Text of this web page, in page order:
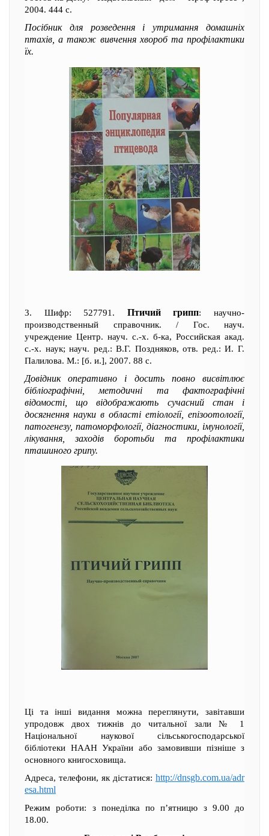
2004. 444 с.
Посібник для розведення і утримання домашніх
птахів, а також вивчення хвороб та профілактики
їх.
3. Шифр: 527791. Птичий грипп: научно-
производственный справочник. / Гос. науч.
учреждение Центр. науч. с.-х. б-ка, Российская акад.
с.-х. наук; науч. ред.: В.Г. Поздняков, отв. ред.: И. Г.
Палилова. М.: [б. и.], 2007. 88 с.
Довідник оперативно і досить повно висвітлює
бібліографічні, методичні та фактографічні
відомості, що відображають сучасний стан і
досягнення науки в області етіології, епізоотології,
патогенезу, патоморфології, діагностики, імунології,
лікування, заходів боротьби та профілактики
пташиного грипу.
Ці та інші видання можна переглянути, завітавши
упродовж двох тижнів до читальної зали № 1
Національної наукової сільськогосподарської
бібліотеки НААН України або замовивши пізніше з
основного книгосховища.
Адреса, телефони, як дістатися: http://dnsgb.com.ua/adr
esa.html
Режим роботи: з понеділка по п’ятницю з 9.00 до
18.00.